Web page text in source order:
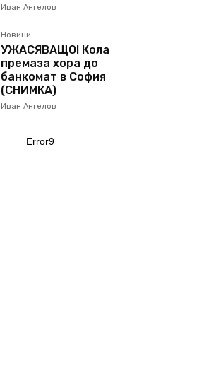
Иван Ангелов
Новини
УЖАСЯВАЩО! Кола
премаза хора до
банкомат в София
(СНИМКА)
Иван Ангелов
Error9